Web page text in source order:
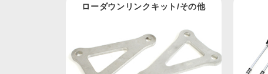
ローダウンリンクキット/その他